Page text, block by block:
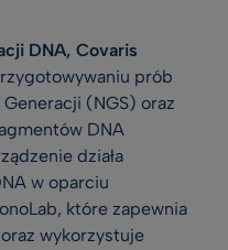
DNA, Covaris
prób
(NGS) oraz
DNA
działa
w oparciu
które zapewnia
wykorzystuje